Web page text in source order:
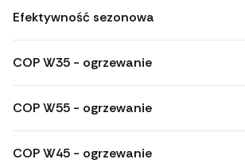
Efektywność sezonowa
COP W35 - ogrzewanie
COP W55 - ogrzewanie
COP W45 - ogrzewanie